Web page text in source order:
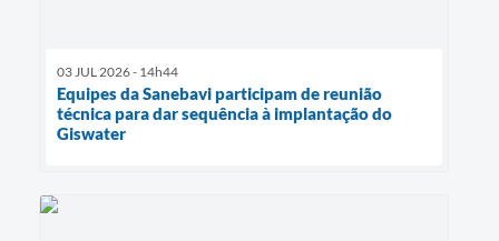
03 JUL 2026 - 14h44
Equipes da Sanebavi participam de reunião
técnica para dar sequência à implantação do
Giswater